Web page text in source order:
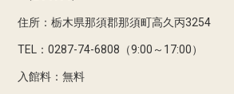
住所：栃木県那須郡那須町高久丙3254
TEL：0287-74-6808（9:00～17:00）
入館料：無料